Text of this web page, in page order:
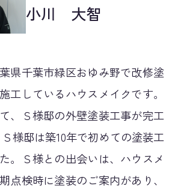
小川 大智
県千葉市緑区おゆみ野で改修塗
工しているハウスメイクです。
、Ｓ様邸の外壁塗装工事が完工
様邸は築10年で初めての塗装工
。Ｓ様との出会いは、ハウスメ
点検時に塗装のご案内があり、